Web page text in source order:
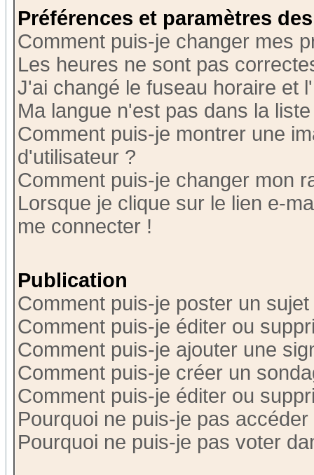
Préférences et paramètres
Comment puis-je changer mes
Les heures ne sont pas
J'ai changé le fuseau horaire et
Ma langue n'est pas dans la
Comment puis-je montrer une
d'utilisateur ?
Comment puis-je changer mon
Lorsque je clique sur le lien e-
me connecter !
Publication
Comment puis-je poster un
Comment puis-je éditer ou
Comment puis-je ajouter une
Comment puis-je créer un
Comment puis-je éditer ou
Pourquoi ne puis-je pas
Pourquoi ne puis-je pas voter